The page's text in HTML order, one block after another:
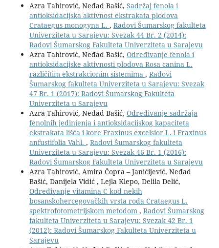
Azra Tahirović, Neđad Bašić, Sadržaj fenola i
antioksidacijska aktivnost ekstrakata plodova
Crataegus monogyna L. , Radovi Šumarskog fakulteta
Univerziteta u Sarajevu: Svezak 44 Br. 2 (2014):
Radovi Šumarskog Fakulteta Univerziteta u Sarajevu
Azra Tahirović, Neđad Bašić, Određivanje fenola i
antioksidacijske aktivnosti plodova Rosa canina L.
različitim ekstrakcionim sistemima , Radovi
Šumarskog fakulteta Univerziteta u Sarajevu: Svezak
47 Br. 1 (2017): Radovi Šumarskog Fakulteta
Univerziteta u Sarajevu
Azra Tahirović, Neđad Bašić, Određivanje sadržaja
fenolnih jedinjenja i antioksidacijskog kapaciteta
ekstrakata lišća i kore Fraxinus excelsior L. i Fraxinus
anfustifolia Vahl. , Radovi Šumarskog fakulteta
Univerziteta u Sarajevu: Svezak 46 Br. 1 (2016):
Radovi Šumarskog Fakulteta Univerziteta u Sarajevu
Azra Tahirović, Amira Čopra – Janićijević, Neđad
Bašić, Danijela Vidić , Lejla Klepo, Delila Delić,
Određivanje vitamina C kod nekih
bosanskohercegovačkih vrsta roda Crataegus L.
spektrofotometrijskom metodom , Radovi Šumarskog
fakulteta Univerziteta u Sarajevu: Svezak 42 Br. 1
(2012): Radovi Šumarskog Fakulteta Univerziteta u
Sarajevu